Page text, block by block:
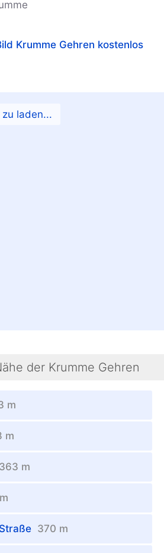
Krumme Gehren kostenlos
der Krumme Gehren
m
m
363 m
370 m